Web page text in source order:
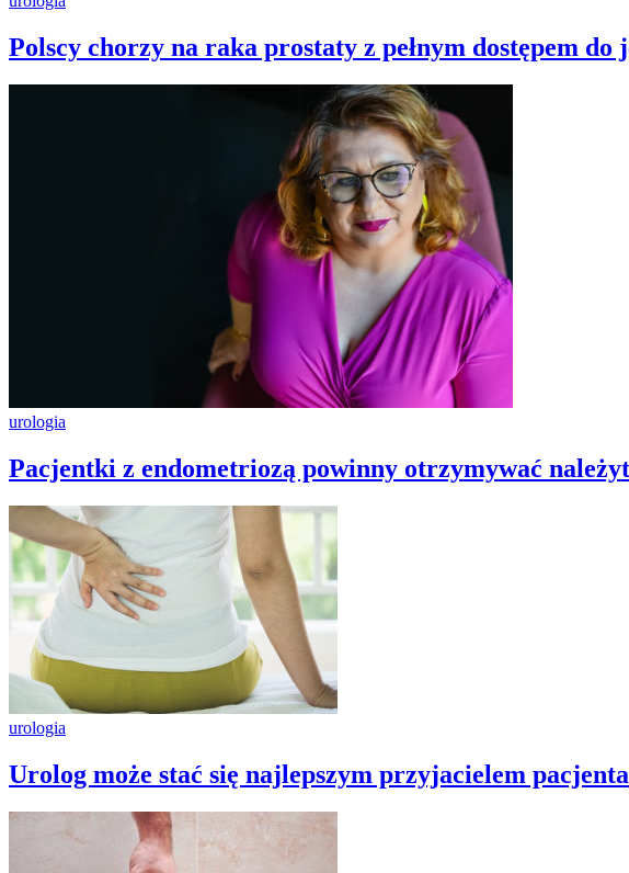
Polscy chorzy na raka prostaty z pełnym dostępem do
urologia
Pacjentki z endometriozą powinny otrzymywać
urologia
Urolog może stać się najlepszym przyjacielem pacjenta